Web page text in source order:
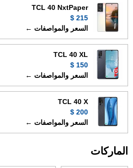
TCL 40 NxtPaper
215 $
السعر والمواصفات ←
TCL 40 XL
150 $
السعر والمواصفات ←
TCL 40 X
200 $
السعر والمواصفات ←
الماركات